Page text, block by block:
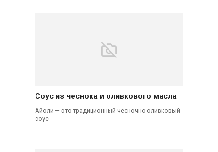
Соус из чеснока и оливкового масла
Айоли — это традиционный чесночно-оливковый
соус